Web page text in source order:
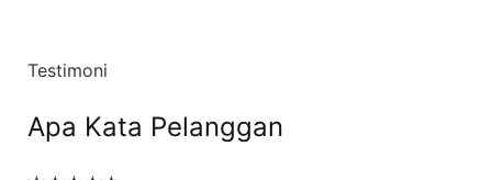
Testimoni
Apa Kata Pelanggan